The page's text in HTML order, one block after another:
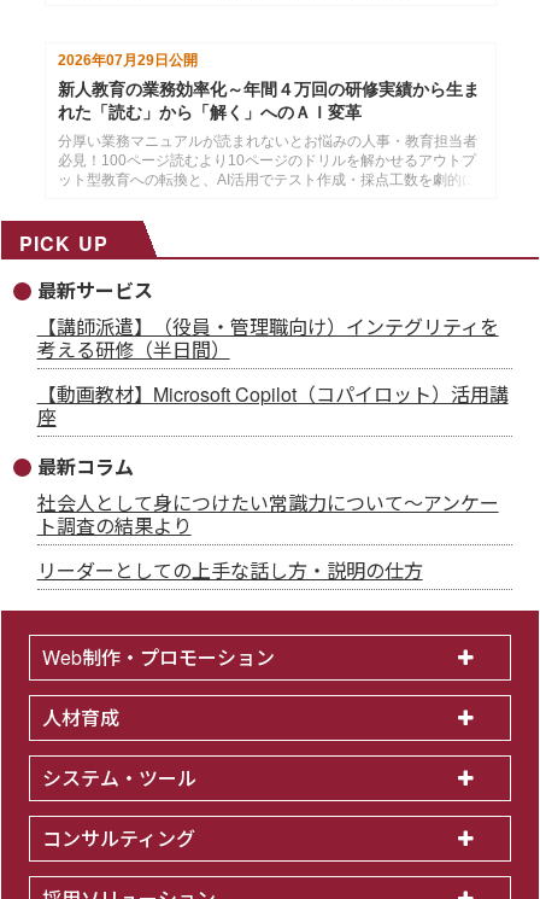
2026年07月29日公開
新人教育の業務効率化～年間４万回の研修実績から生ま
れた「読む」から「解く」へのＡＩ変革
分厚い業務マニュアルが読まれないとお悩みの人事・教育担当者
必見！100ページ読むより10ページのドリルを解かせるアウトプ
ット型教育への転換と、AI活用でテスト作成・採点工数を劇的に
PICK UP
最新サービス
【講師派遣】（役員・管理職向け）インテグリティを
考える研修（半日間）
【動画教材】Microsoft Copilot（コパイロット）活用講
座
最新コラム
社会人として身につけたい常識力について～アンケー
ト調査の結果より
リーダーとしての上手な話し方・説明の仕方
Web制作・プロモーション
人材育成
システム・ツール
コンサルティング